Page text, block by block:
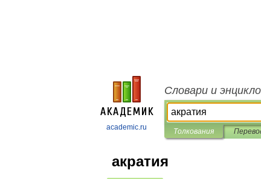
academic.ru
Словари и
Толкования
акратия